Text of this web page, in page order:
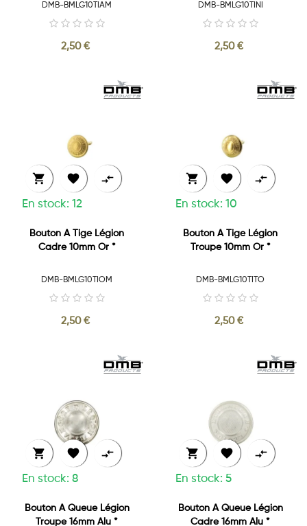
DMB-BMLG10TIAM
2,50 €
DMB-BMLG10TINI
2,50 €
En stock: 12
  
Bouton A Tige Légion
Cadre 10mm Or *
DMB-BMLG10TIOM
2,50 €
En stock: 10
  
Bouton A Tige Légion
Troupe 10mm Or *
DMB-BMLG10TITO
2,50 €
En stock: 8
  
Bouton A Queue Légion
Troupe 16mm Alu *
En stock: 5
  
Bouton A Queue Légion
Cadre 16mm Alu *